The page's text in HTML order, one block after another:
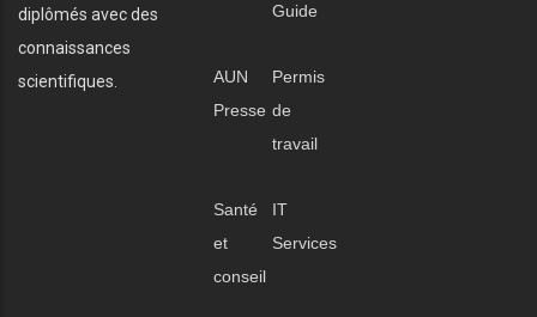
diplômés avec des
connaissances
scientifiques.
Guide
AUN
Presse
Permis
de
travail
Santé
et
conseil
IT
Services